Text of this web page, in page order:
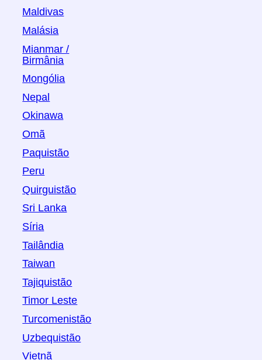
Maldivas
Malásia
Mianmar /
Birmânia
Mongólia
Nepal
Okinawa
Omã
Paquistão
Peru
Quirguistão
Sri Lanka
Síria
Tailândia
Taiwan
Tajiquistão
Timor Leste
Turcomenistão
Uzbequistão
Vietnã